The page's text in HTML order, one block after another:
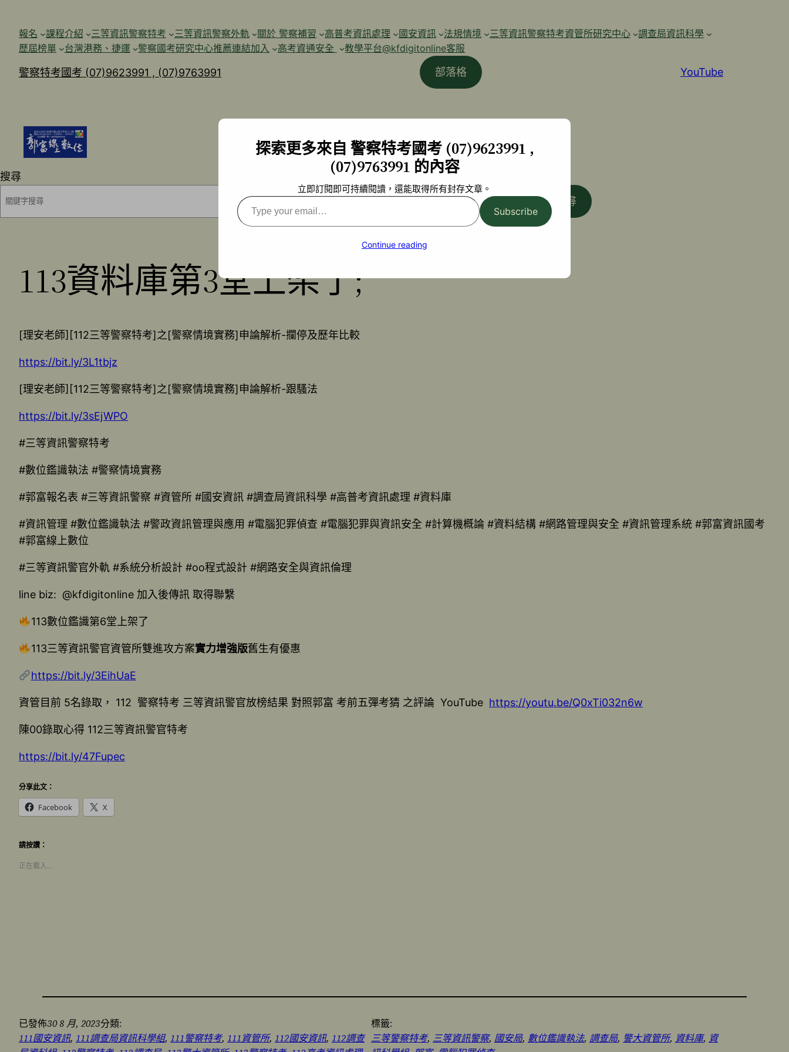
報名 課程介紹 三等資訊警察特考 三等資訊警察外軌 關於 警察補習 高普考資訊處理 國安資訊 法規情境 三等資訊警察特考資管所研究中心
調查局資訊科學
歷屆榜單
台灣港務、捷運 警察國考研究中心推薦連結加入 高考資通安全 教學平台@kfdigitonline客服
警察特考國考 (07)9623991 , (07)9763991 部落格 YouTube
搜尋
搜尋
113資料庫第3堂上架了;
[理安老師][112三等警察特考]之[警察情境實務]申論解析-攔停及歷年比較
https://bit.ly/3L1tbjz
[理安老師][112三等警察特考]之[警察情境實務]申論解析-跟騷法
https://bit.ly/3sEjWPO
#三等資訊警察特考
#數位鑑識執法 #警察情境實務
#郭富報名表 #三等資訊警察 #資管所 #國安資訊 #調查局資訊科學 #高普考資訊處理 #資料庫
#資訊管理 #數位鑑識執法 #警政資訊管理與應用 #電腦犯罪偵查 #電腦犯罪與資訊安全 #計算機概論 #資料結構 #網路管理與安全 #資訊管理系統 #郭富資訊國考
#郭富線上數位
#三等資訊警官外軌 #系統分析設計 #oo程式設計 #網路安全與資訊倫理
line biz: @kfdigitonline 加入後傳訊 取得聯繫
113數位鑑識第6堂上架了
113三等資訊警官資管所雙進攻方案實力增強版舊生有優惠
https://bit.ly/3EihUaE
資管目前 5名錄取， 112 警察特考 三等資訊警官放榜結果 對照郭富 考前五彈考猜 之評論 YouTube https://youtu.be/Q0xTi032n6w
陳00錄取心得 112三等資訊警官特考
https://bit.ly/47Fupec
分享此文：
Facebook X
請按讚：
正在載入…
已發佈30 8 月, 2023分類:
111國安資訊, 111調查局資訊科學組, 111警察特考, 111資管所, 112國安資訊, 112調查
標籤:
三等警察特考, 三等資訊警察, 國安局, 數位鑑識執法, 調查局, 警大資管所, 資料庫, 資
探索更多來自 警察特考國考 (07)9623991 ,
(07)9763991 的內容
立即訂閱即可持續閱讀，還能取得所有封存文章。
Type
your
Subscribe
Continue reading